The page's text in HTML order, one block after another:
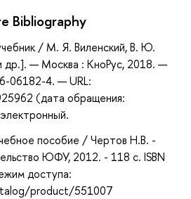
Bibliography
/ М. Я. Виленский, В. Ю.
др.]. — Москва : КноРус, 2018. —
06182-4. — URL:
(дата обращения:
пособие / Чертов Н.В. -
ЮФУ, 2012. - 118 с. ISBN
доступа:
product/551007